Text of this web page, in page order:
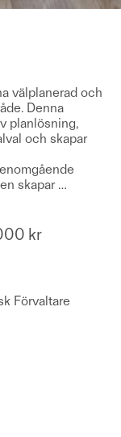
välplanerad och
Denna
planlösning,
och skapar
skapar …
kr
Förvaltare